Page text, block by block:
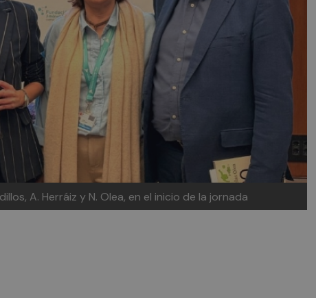
A. Herráiz y N. Olea, en el inicio de la jornada